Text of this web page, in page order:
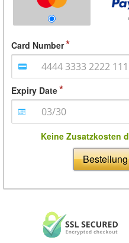
Card Number
Expiry Date
Keine Zusatzkosten